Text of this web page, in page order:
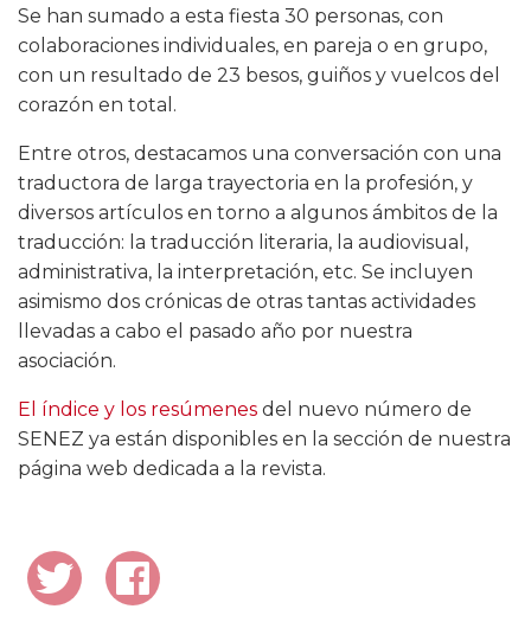
Se han sumado a esta fiesta 30 personas, con
colaboraciones individuales, en pareja o en grupo,
con un resultado de 23 besos, guiños y vuelcos del
corazón en total.
Entre otros, destacamos una conversación con una
traductora de larga trayectoria en la profesión, y
diversos artículos en torno a algunos ámbitos de la
traducción: la traducción literaria, la audiovisual,
administrativa, la interpretación, etc. Se incluyen
asimismo dos crónicas de otras tantas actividades
llevadas a cabo el pasado año por nuestra
asociación.
El índice y los resúmenes del nuevo número de
SENEZ ya están disponibles en la sección de nuestra
página web dedicada a la revista.